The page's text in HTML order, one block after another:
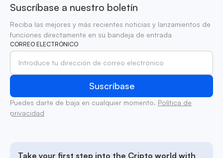
Suscríbase a nuestro boletín
Reciba las mejores y más recientes noticias y lanzamientos de
funciones directamente en su bandeja de entrada
CORREO ELECTRÓNICO
Puedes darte de baja en cualquier momento. Política de
privacidad
Take your first step into the Cripto world with